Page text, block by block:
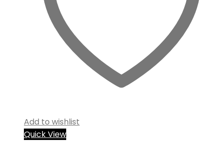
Add to wishlist
Quick View